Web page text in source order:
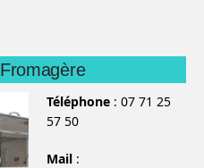
Téléphone : 07 71 25
57 50
Mail :